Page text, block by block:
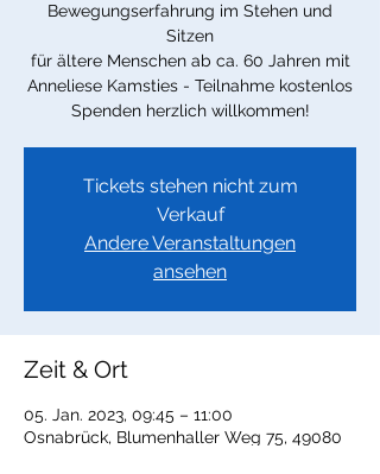
Bewegungserfahrung im Stehen und
Sitzen
für ältere Menschen ab ca. 60 Jahren mit
Anneliese Kamsties - Teilnahme kostenlos
Spenden herzlich willkommen!
Tickets stehen nicht zum
Verkauf
Andere Veranstaltungen
ansehen
Zeit & Ort
05. Jan. 2023, 09:45 – 11:00
Osnabrück, Blumenhaller Weg 75, 49080